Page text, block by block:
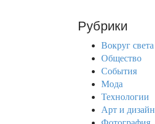
c
Рубрики
Вокруг света
Общество
События
Мода
Технологии
Арт и дизайн